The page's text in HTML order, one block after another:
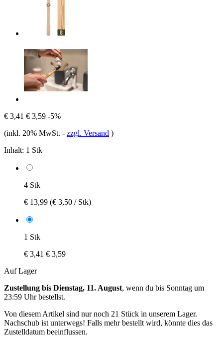
€ 3,41 € 3,59 -5%
(inkl. 20% MwSt. - zzgl. Versand )
Inhalt: 1 Stk
4 Stk
€ 13,99 (€ 3,50 / Stk)
1 Stk
€ 3,41 € 3,59
Auf Lager
Zustellung bis Dienstag, 11. August, wenn du bis Sonntag um
23:59 Uhrbestellst.
Von diesem Artikel sind nur noch 21 Stück in unserem Lager.
Nachschub ist unterwegs! Falls mehr bestellt wird, könnte dies das
Zustelldatum beeinflussen.